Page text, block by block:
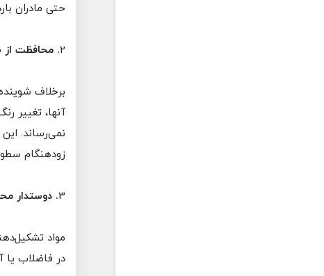
حتی مادران
2. محافظت از
برخلاف
آنها، تغییر
نمی‌رساند.
زودهنگام
3. دوستدار
مواد
در فاضلاب